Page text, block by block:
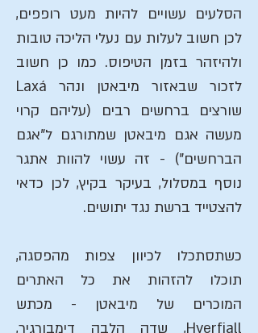
הסלעים עשויים להיות מעט רופפים,
לכן חשוב לעלות עם נעלי הליכה טובות
ולהיזהר בזמן הטיפוס. כמו כן חשוב
לזכור שבאזור מיבאטן ונהר Laxá
שורצים ברחשים רבים (עליהם קרוי
מעשה אגם מיבאטן שמתורגם ל"אגם
הברחשים") - זה עשוי להוות אתגר
נוסף במסלול, בעיקר בקיץ, לכן כדאי
להצטייד ברשת נגד יתושים.
כשתסתכלו לכיוון צפות מהפסגה,
תוכלו להזהות את כל האתרים
המוכרים של מיבאטן - מכתש
Hverfjall, שדה הלבה דימבורגיר,